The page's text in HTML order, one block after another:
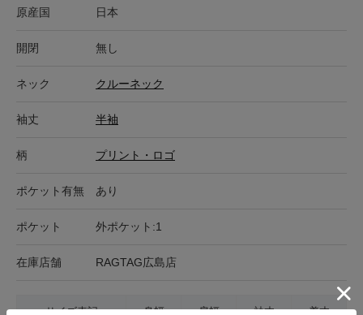
原産国 日本
開閉 無し
ネック クルーネック
袖丈 半袖
柄 プリント・ロゴ
ポケット有無 あり
ポケット 外ポケット:1
在庫店舗 RAGTAG広島店
サイズ表記 身幅 肩幅 袖丈 着丈